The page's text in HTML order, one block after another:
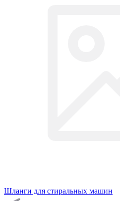
Шланги для стиральных машин